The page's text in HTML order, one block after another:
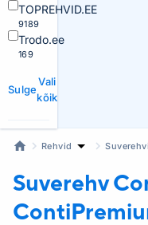
TOPREHVID.EE
9189
Trodo.ee
169
Sulge
Vali
kõik
Rehvid
Suverehv